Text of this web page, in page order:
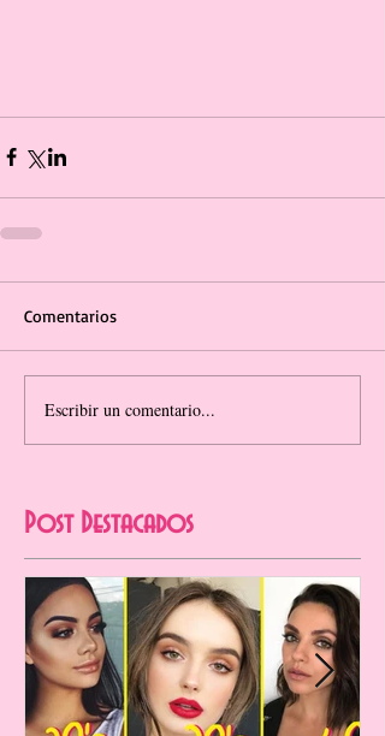
Comentarios
Escribir un comentario...
Post Destacados